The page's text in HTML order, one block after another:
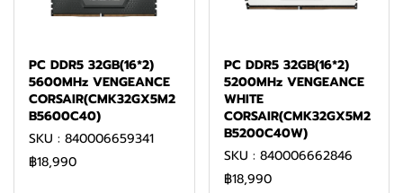
PC DDR5 32GB(16*2)
5600MHz VENGEANCE
CORSAIR(CMK32GX5M2
B5600C40)
SKU : 840006659341
฿18,990
PC DDR5 32GB(16*2)
5200MHz VENGEANCE
WHITE
CORSAIR(CMK32GX5M2
B5200C40W)
SKU : 840006662846
฿18,990